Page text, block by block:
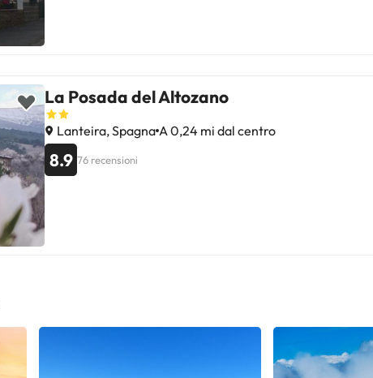
La Posada del Altozano
Lanteira, Spagna A 0,24 mi dal centro
8.9 76 recensioni